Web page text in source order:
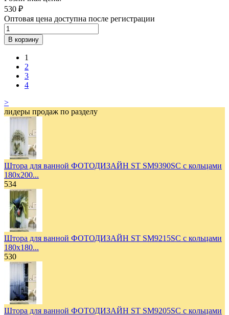
530 ₽
Оптовая цена доступна после регистрации
В корзину
1
2
3
4
>
лидеры продаж по разделу
Штора для ванной ФОТОДИЗАЙН ST SM9390SC с кольцами
180х200...
534
Штора для ванной ФОТОДИЗАЙН ST SM9215SC с кольцами
180х180...
530
Штора для ванной ФОТОДИЗАЙН ST SM9205SC с кольцами